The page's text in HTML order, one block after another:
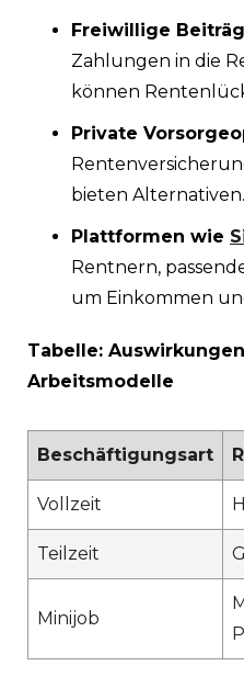
Freiwillige
Zahlungen in die
können
Private
bieten Alternativen.
Plattformen wie
Rentnern,
um Einkommen
Tabelle:
Arbeitsmodelle
Beschäftigungsart
Vollzeit
Teilzeit
Minijob